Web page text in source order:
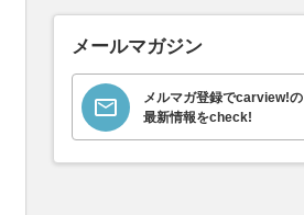
メールマガジン
メルマガ登録でcarview!の
最新情報をcheck!